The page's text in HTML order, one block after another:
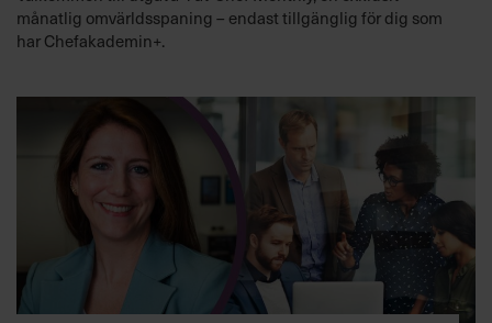
månatlig omvärldsspaning – endast tillgänglig för dig som
har Chefakademin+.